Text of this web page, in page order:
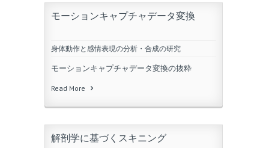
モーションキャプチャデータ変換
身体動作と感情表現の分析・合成の研究
モーションキャプチャデータ変換の抜粋
Read More
解剖学に基づくスキニング